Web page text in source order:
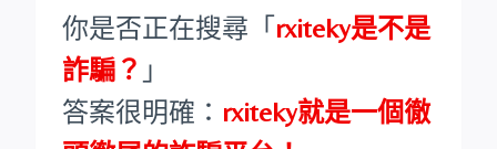
你是否正在搜尋「 rxiteky是不是
詐騙？ 」
答案很明確： rxiteky就是一個徹